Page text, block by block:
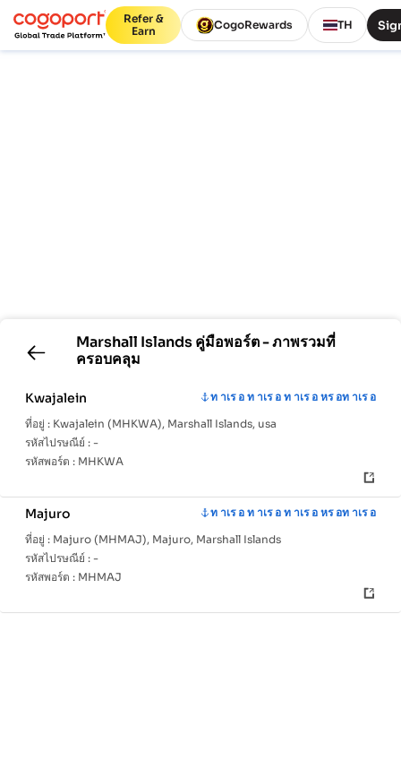
Refer &
Earn
CogoRewards TH
Marshall Islandsคู่มือพอร์ต - ภาพรวมที่
ครอบคลุม
Kwajalein
ท าเร อ ท าเร อ ท าเร อ หร อท าเร อ
ที่อยู่ : Kwajalein (MHKWA), Marshall Islands, usa
รหัสไปรษณีย์ : -
รหัสพอร์ต : MHKWA
Majuro
ท าเร อ ท าเร อ ท าเร อ หร อท าเร อ
ที่อยู่ : Majuro (MHMAJ), Majuro, Marshall Islands
รหัสไปรษณีย์ : -
รหัสพอร์ต : MHMAJ